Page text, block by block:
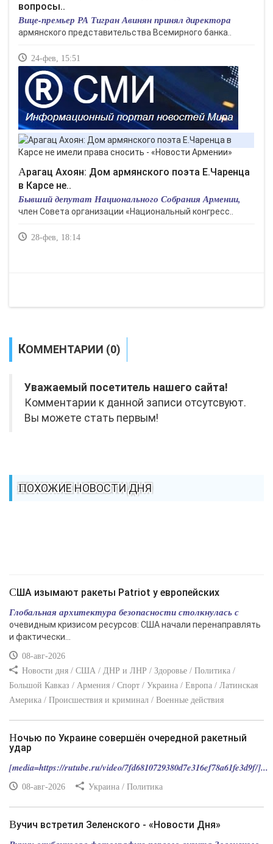
вопросы..
Вице-премьер РА Тигран Авинян принял директора
армянского представительства Всемирного банка..
24-фев, 15:51
Арагац Ахоян: Дом армянского поэта Е.Чаренца
в Карсе не..
Бывший депутат Национального Собрания Армении,
член Совета организации «Национальный конгресс..
28-фев, 18:14
КОММЕНТАРИИ (0)
Уважаемый посетитель нашего сайта!
Комментарии к данной записи отсутсвуют.
Вы можете стать первым!
ПОХОЖИЕ НОВОСТИ ДНЯ
США изымают ракеты Patriot у европейских
Глобальная архитектура безопасности столкнулась с
очевидным кризисом ресурсов: США начали перенаправлять
и фактически...
08-авг-2026
Новости дня / США / ДНР и ЛНР / Здоровье / Политика /
Большой Кавказ / Армения / Спорт / Украина / Европа / Латинская
Америка / Происшествия и криминал / Военные действия
Ночью по Украине совершён очередной ракетный
удар
[media=https://rutube.ru/video/7fd6810729380d7e316ef78a61fe3d9f/]...
08-авг-2026 Украина / Политика
Вучич встретил Зеленского - «Новости Дня»